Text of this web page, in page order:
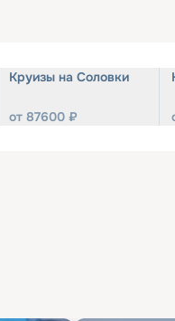
Круизы на Соловки
от 87600 ₽